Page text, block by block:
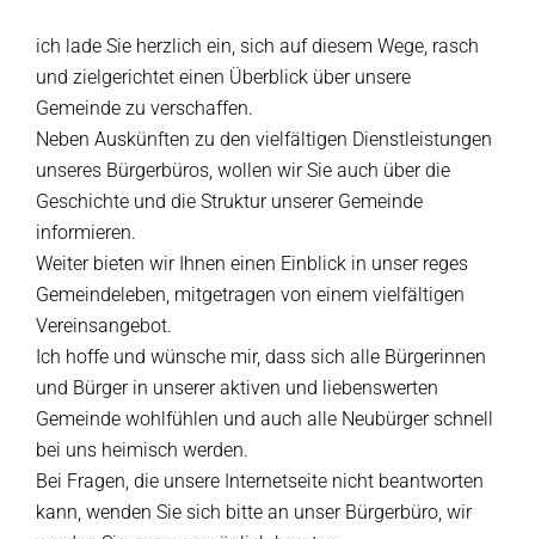
ich lade Sie herzlich ein, sich auf diesem Wege, rasch
und zielgerichtet einen Überblick über unsere
Gemeinde zu verschaffen.
Neben Auskünften zu den vielfältigen Dienstleistungen
unseres Bürgerbüros, wollen wir Sie auch über die
Geschichte und die Struktur unserer Gemeinde
informieren.
Weiter bieten wir Ihnen einen Einblick in unser reges
Gemeindeleben, mitgetragen von einem vielfältigen
Vereinsangebot.
Ich hoffe und wünsche mir, dass sich alle Bürgerinnen
und Bürger in unserer aktiven und liebenswerten
Gemeinde wohlfühlen und auch alle Neubürger schnell
bei uns heimisch werden.
Bei Fragen, die unsere Internetseite nicht beantworten
kann, wenden Sie sich bitte an unser Bürgerbüro, wir